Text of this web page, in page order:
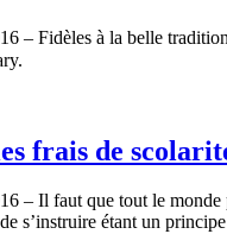
– Fidèles à la belle
frais de
– Il faut que tout le
s’instruire étant un